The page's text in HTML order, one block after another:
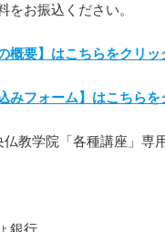
をお振込ください。
概要】はこちらをクリッ
みフォーム】はこちらを
教学院「各種講座」専